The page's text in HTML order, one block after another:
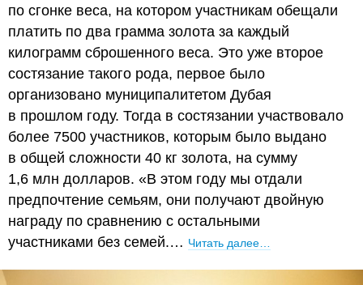
по сгонке веса, на котором участникам обещали
платить по два грамма золота за каждый
килограмм сброшенного веса. Это уже второе
состязание такого рода, первое было
организовано муниципалитетом Дубая
в прошлом году. Тогда в состязании участвовало
более 7500 участников, которым было выдано
в общей сложности 40 кг золота, на сумму
1,6 млн долларов. «В этом году мы отдали
предпочтение семьям, они получают двойную
награду по сравнению с остальными
участниками без семей.… Читать далее…